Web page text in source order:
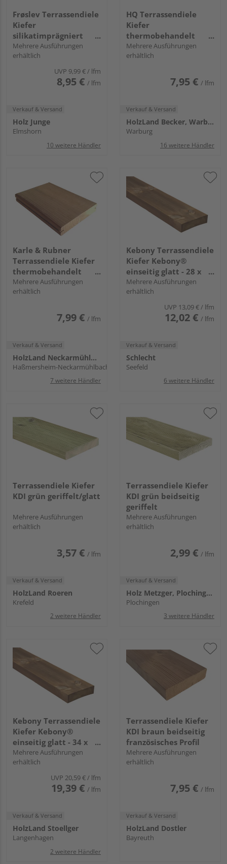
Frøslev Terrassendiele
Kiefer
silikatimprägniert
beidseitig glatt - 26 x
142 mm
Mehrere Ausführungen
erhältlich
UVP 9,99 €/ lfm
8,95 € / lfm
Verkauf & Versand
Holz Junge
Elmshorn
10 weitere Händler
HQ Terrassendiele
Kiefer
thermobehandelt
massiv einseitig
gebürstet, einseitig
- 26 x 115 mm
Mehrere Ausführungen
erhältlich
7,95 € / lfm
Verkauf & Versand
HolzLand Becker, Warburg
Warburg
16 weitere Händler
Karle & Rubner
Terrassendiele Kiefer
thermobehandelt
einseitig gebürstet,
einseitig glatt,
TERRACON® - 26 x 140
Mehrere Ausführungen
erhältlich
7,99 € / lfm
Verkauf & Versand
HolzLand Neckarmühlbach
Haßmersheim-Neckarmühlbach
7 weitere Händler
Kebony Terrassendiele
Kiefer Kebony®
einseitig glatt - 28 x
120 mm
Mehrere Ausführungen
erhältlich
UVP 13,09 € / lfm
12,02 € / lfm
Verkauf & Versand
Schlecht
Seefeld
6 weitere Händler
Terrassendiele Kiefer
KDI grün geriffelt/glatt
Mehrere Ausführungen
erhältlich
3,57 € / lfm
Verkauf & Versand
HolzLand Roeren
Krefeld
2 weitere Händler
Terrassendiele Kiefer
KDI grün beidseitig
geriffelt
Mehrere Ausführungen
erhältlich
2,99 € / lfm
Verkauf & Versand
Holz Metzger, Plochingen
Plochingen
3 weitere Händler
Kebony Terrassendiele
Kiefer Kebony®
einseitig glatt - 34 x
145 mm
Mehrere Ausführungen
erhältlich
UVP 20,59 €/ lfm
19,39 € / lfm
Verkauf & Versand
HolzLand Stoellger
Langenhagen
2 weitere Händler
Terrassendiele Kiefer
KDI braun beidseitig
französisches Profil
Mehrere Ausführungen
erhältlich
7,95 € / lfm
Verkauf & Versand
HolzLand Dostler
Bayreuth